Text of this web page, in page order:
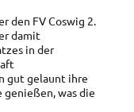
den FV Coswig 2.
damit
in der
gut gelaunt ihre
genießen, was die